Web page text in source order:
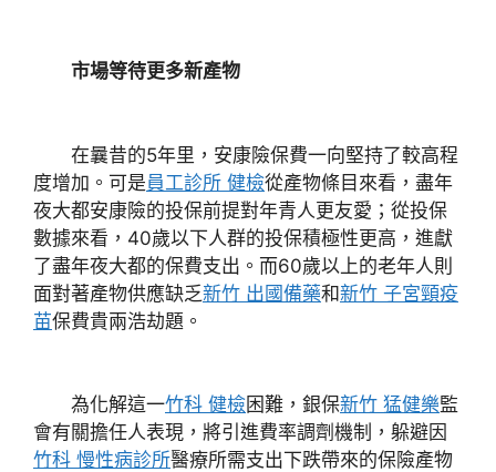
市場等待更多新產物
在曩昔的5年里，安康險保費一向堅持了較高程
度增加。可是員工診所 健檢從產物條目來看，盡年
夜大都安康險的投保前提對年青人更友愛；從投保
數據來看，40歲以下人群的投保積極性更高，進獻
了盡年夜大都的保費支出。而60歲以上的老年人則
面對著產物供應缺乏新竹 出國備藥和新竹 子宮頸疫
苗保費貴兩浩劫題。
為化解這一竹科 健檢困難，銀保新竹 猛健樂監
會有關擔任人表現，將引進費率調劑機制，躲避因
竹科 慢性病診所醫療所需支出下跌帶來的保險產物